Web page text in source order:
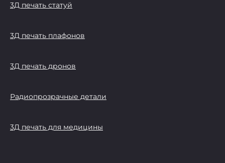
3Д печать статуй
3Д печать плафонов
3Д печать дронов
Радиопрозрачные детали
3Д печать для медицины